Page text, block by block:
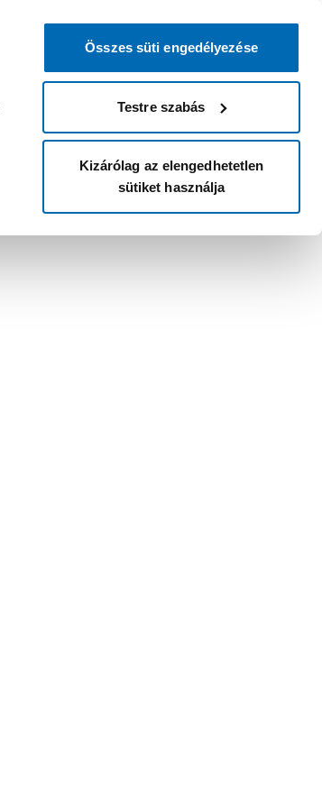
Összes süti engedélyezése
Testre szabás
Kizárólag az elengedhetetlen
sütiket használja